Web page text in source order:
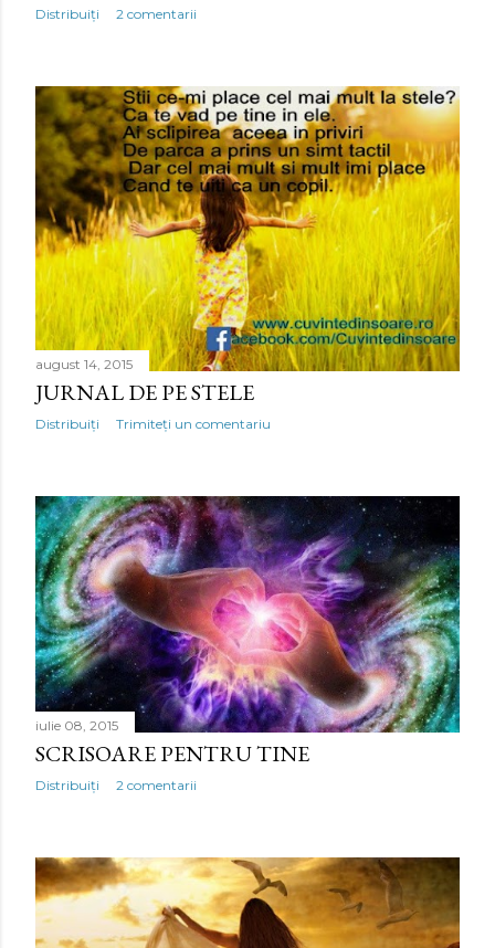
Distribuiți 2 comentarii
august 14, 2015
JURNAL DE PE STELE
Distribuiți Trimiteți un comentariu
iulie 08, 2015
SCRISOARE PENTRU TINE
Distribuiți 2 comentarii